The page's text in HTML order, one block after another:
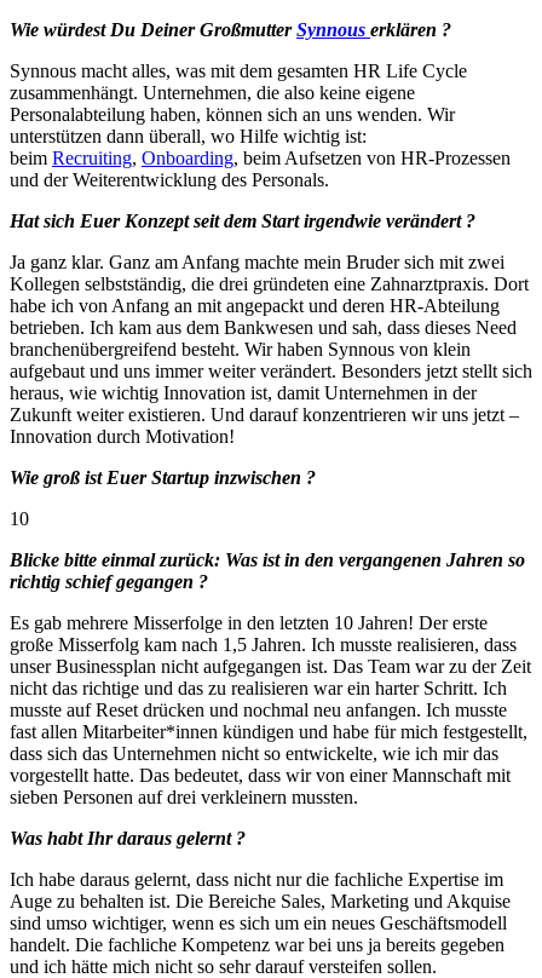
Wie würdest Du Deiner GroßmutterSynnous erklären ?
Synnous macht alles, was mit dem gesamten HR Life Cycle
zusammenhängt. Unternehmen, die also keine eigene
Personalabteilung haben, können sich an uns wenden. Wir
unterstützen dann überall, wo Hilfe wichtig ist:
beim Recruiting, Onboarding, beim Aufsetzen von HR-Prozessen
und der Weiterentwicklung des Personals.
Hat sich Euer Konzept seit dem Start irgendwie verändert ?
Ja ganz klar. Ganz am Anfang machte mein Bruder sich mit zwei
Kollegen selbstständig, die drei gründeten eine Zahnarztpraxis. Dort
habe ich von Anfang an mit angepackt und deren HR-Abteilung
betrieben. Ich kam aus dem Bankwesen und sah, dass dieses Need
branchenübergreifend besteht. Wir haben Synnous von klein
aufgebaut und uns immer weiter verändert. Besonders jetzt stellt sich
heraus, wie wichtig Innovation ist, damit Unternehmen in der
Zukunft weiter existieren. Und darauf konzentrieren wir uns jetzt –
Innovation durch Motivation!
Wie groß ist Euer Startup inzwischen ?
10
Blicke bitte einmal zurück: Was ist in den vergangenen Jahren so
richtig schief gegangen ?
Es gab mehrere Misserfolge in den letzten 10 Jahren! Der erste
große Misserfolg kam nach 1,5 Jahren. Ich musste realisieren, dass
unser Businessplan nicht aufgegangen ist. Das Team war zu der Zeit
nicht das richtige und das zu realisieren war ein harter Schritt. Ich
musste auf Reset drücken und nochmal neu anfangen. Ich musste
fast allen Mitarbeiter*innen kündigen und habe für mich festgestellt,
dass sich das Unternehmen nicht so entwickelte, wie ich mir das
vorgestellt hatte. Das bedeutet, dass wir von einer Mannschaft mit
sieben Personen auf drei verkleinern mussten.
Was habt Ihr daraus gelernt ?
Ich habe daraus gelernt, dass nicht nur die fachliche Expertise im
Auge zu behalten ist. Die Bereiche Sales, Marketing und Akquise
sind umso wichtiger, wenn es sich um ein neues Geschäftsmodell
handelt. Die fachliche Kompetenz war bei uns ja bereits gegeben
und ich hätte mich nicht so sehr darauf versteifen sollen.